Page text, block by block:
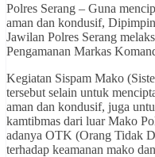
Polres Serang – Guna
aman dan kondusif,
Jawilan Polres Serang
Pengamanan Markas
Kegiatan Sispam Mako
tersebut selain untuk
aman dan kondusif, juga
kamtibmas dari luar Mako
adanya OTK (Orang Tidak
terhadap keamanan mako